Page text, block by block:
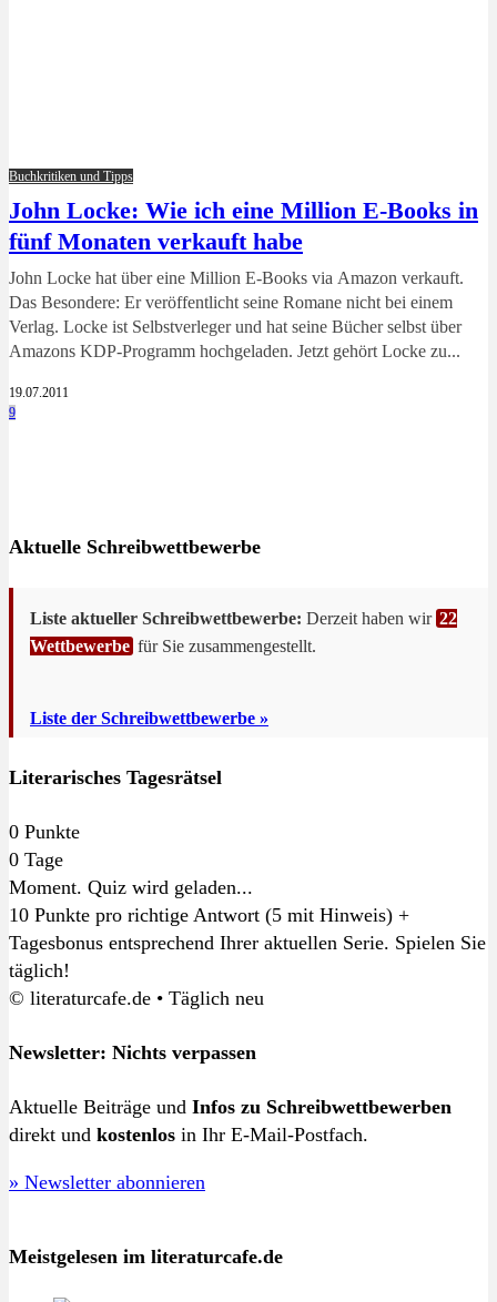
Buchkritiken und Tipps
John Locke: Wie ich eine Million E-Books in
fünf Monaten verkauft habe
John Locke hat über eine Million E-Books via Amazon verkauft.
Das Besondere: Er veröffentlicht seine Romane nicht bei einem
Verlag. Locke ist Selbstverleger und hat seine Bücher selbst über
Amazons KDP-Programm hochgeladen. Jetzt gehört Locke zu...
19.07.2011
9
Aktuelle Schreibwettbewerbe
Liste aktueller Schreibwettbewerbe: Derzeit haben wir 22
Wettbewerbe für Sie zusammengestellt.
Liste der Schreibwettbewerbe »
Literarisches Tagesrätsel
0 Punkte
0 Tage
Moment. Quiz wird geladen...
10 Punkte pro richtige Antwort (5 mit Hinweis) +
Tagesbonus entsprechend Ihrer aktuellen Serie. Spielen Sie
täglich!
© literaturcafe.de • Täglich neu
Newsletter: Nichts verpassen
Aktuelle Beiträge und Infos zu Schreibwettbewerben
direkt und kostenlos in Ihr E-Mail-Postfach.
» Newsletter abonnieren
Meistgelesen im literaturcafe.de